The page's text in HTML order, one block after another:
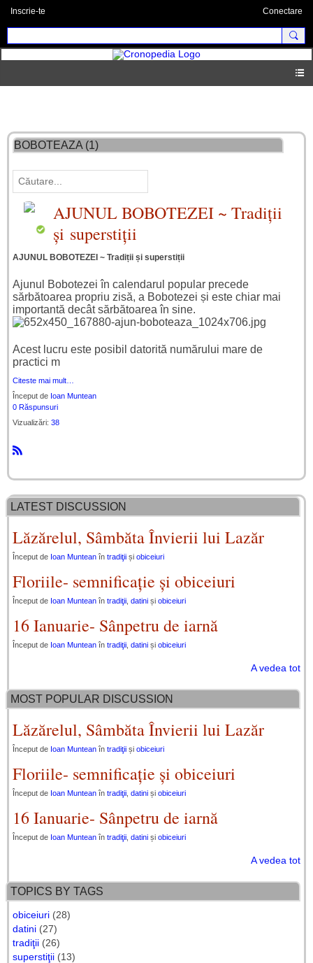
Inscrie-te Conectare
BOBOTEAZA (1)
AJUNUL BOBOTEZEI ~ Tradiții
și superstiții
AJUNUL BOBOTEZEI ~ Tradiții și superstiții
Ajunul Bobotezei în calendarul popular precede
sărbătoarea propriu zisă, a Bobotezei și este chiar mai
importantă decât sărbătoarea în sine.
Acest lucru este posibil datorită numărului mare de
practici m
Citeste mai mult…
Început de Ioan Muntean
0 Răspunsuri
Vizualizări: 38
S
LATEST DISCUSSION
Lăzărelul, Sâmbăta Învierii lui Lazăr
Început de Ioan Muntean în tradiţii și obiceiuri
Floriile- semnificație și obiceiuri
Început de Ioan Muntean în tradiţii datini și obiceiuri
16 Ianuarie- Sânpetru de iarnă
Început de Ioan Muntean în tradiţii datini și obiceiuri
A vedea tot
MOST POPULAR DISCUSSION
Lăzărelul, Sâmbăta Învierii lui Lazăr
Început de Ioan Muntean în tradiţii și obiceiuri
Floriile- semnificație și obiceiuri
Început de Ioan Muntean în tradiţii datini și obiceiuri
16 Ianuarie- Sânpetru de iarnă
Început de Ioan Muntean în tradiţii datini și obiceiuri
A vedea tot
TOPICS BY TAGS
obiceiuri (28)
datini (27)
tradiţii (26)
superstiţii (13)